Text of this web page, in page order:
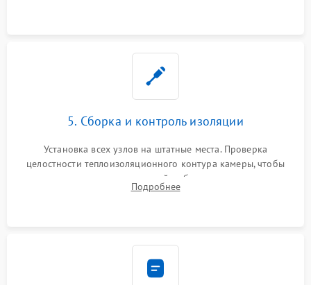
5. Сборка и контроль изоляции
Установка всех узлов на штатные места. Проверка
целостности теплоизоляционного контура камеры, чтобы
исключить перегрев кухонной мебели и потерю тепла.
Надежная фиксация клемм и сборка корпуса шкафа.
Подробнее